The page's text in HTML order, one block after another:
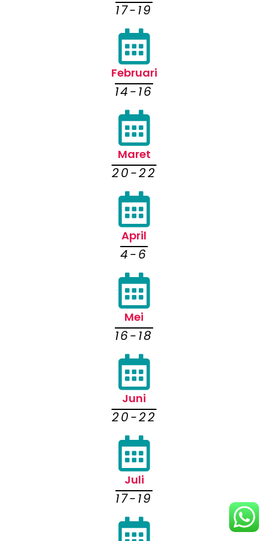
17-19
Februari
14-16
Maret
20-22
April
4-6
Mei
16-18
Juni
20-22
Juli
17-19